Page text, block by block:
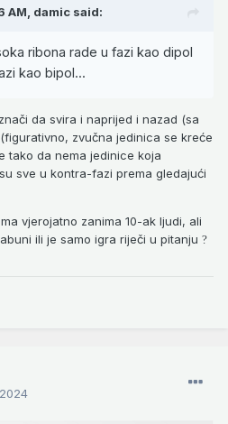
AM, damic said:
ribona rade u fazi kao dipol
kao bipol...
da svira i naprijed i nazad (sa
zvučna jedinica se kreće
tako da nema jedinice koja
sve u kontra-fazi prema gledajući
vjerojatno zanima 10-ak ljudi, ali
ili je samo igra riječi u pitanju ?